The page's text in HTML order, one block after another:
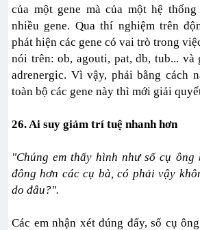
của một gene mà của một hệ
nhiều gene. Qua thí nghiệm trên
phát hiện các gene có vai trò trong
nói trên: ob, agouti, pat, db, tub... và
adrenergic. Vì vậy, phải bằng cách
toàn bộ các gene này thì mới giải
26. Ai suy giảm trí tuệ nhanh hơn
"Chúng em thấy hình như số cụ
đông hơn các cụ bà, có phải vậy
do đâu?".
Các em nhận xét đúng đấy, số cụ